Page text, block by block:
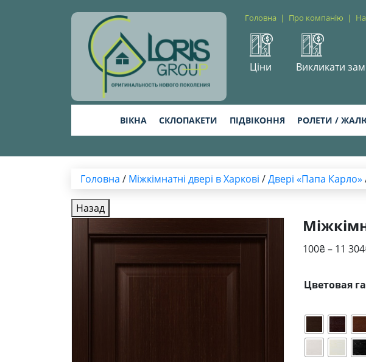
Головна Про компанію
Ціни Викликати
ВІКНА СКЛОПАКЕТИ ПІДВІКОННЯ РОЛЕТИ /
Головна / Міжкімнатні двері в Харкові /Двері «Папа Карло»
Назад
100₴– 11 304
Цветовая